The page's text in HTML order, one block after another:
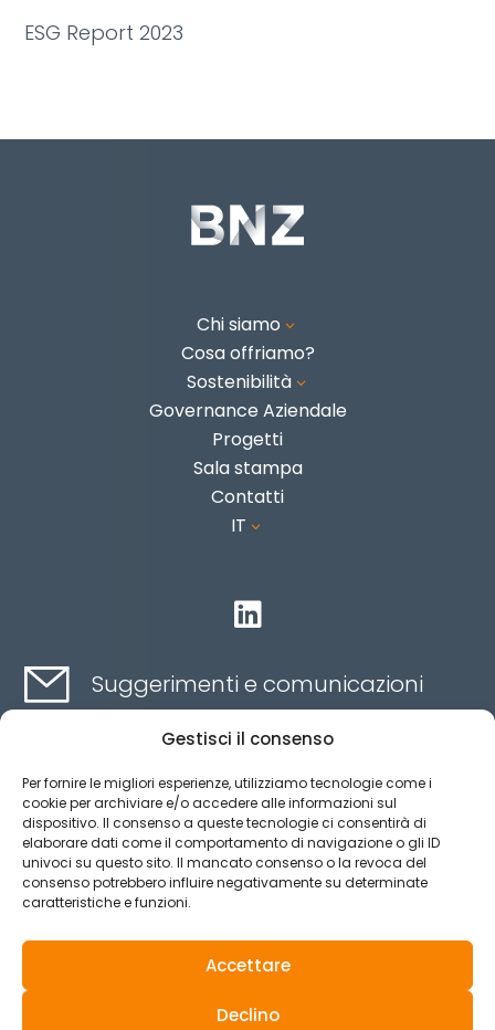
Gestisci il consenso
Per fornire le migliori esperienze, utilizziamo tecnologie come i
cookie per archiviare e/o accedere alle informazioni sul
dispositivo. Il consenso a queste tecnologie ci consentirà di
elaborare dati come il comportamento di navigazione o gli ID
univoci su questo sito. Il mancato consenso o la revoca del
consenso potrebbero influire negativamente su determinate
caratteristiche e funzioni.
Accettare
Declino
ESG Report 2023
Chi siamo 3
Cosa offriamo?
Sostenibilità3
Governance Aziendale
Progetti
Sala stampa
Contatti
IT 3

Suggerimenti e comunicazioni
Canale etico
Política de privacidad
Política de Cookies